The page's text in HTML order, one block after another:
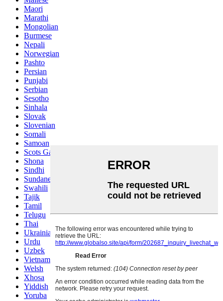
Maori
Marathi
Mongolian
Burmese
Nepali
Norwegian
Pashto
Persian
Punjabi
Serbian
Sesotho
Sinhala
Slovak
Slovenian
Somali
Samoan
Scots Gaelic
Shona
Sindhi
Sundanese
Swahili
Tajik
Tamil
Telugu
Thai
Ukrainian
Urdu
Uzbek
Vietnamese
Welsh
Xhosa
Yiddish
Yoruba